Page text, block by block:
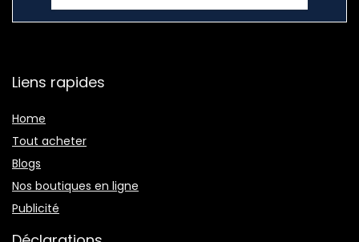
Liens rapides
Home
Tout acheter
Blogs
Nos boutiques en ligne
Publicité